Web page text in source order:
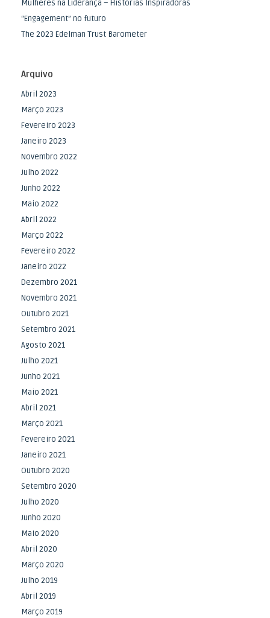
Mulheres na Liderança – Histórias Inspiradoras
“Engagement” no futuro
The 2023 Edelman Trust Barometer
Arquivo
Abril 2023
Março 2023
Fevereiro 2023
Janeiro 2023
Novembro 2022
Julho 2022
Junho 2022
Maio 2022
Abril 2022
Março 2022
Fevereiro 2022
Janeiro 2022
Dezembro 2021
Novembro 2021
Outubro 2021
Setembro 2021
Agosto 2021
Julho 2021
Junho 2021
Maio 2021
Abril 2021
Março 2021
Fevereiro 2021
Janeiro 2021
Outubro 2020
Setembro 2020
Julho 2020
Junho 2020
Maio 2020
Abril 2020
Março 2020
Julho 2019
Abril 2019
Março 2019